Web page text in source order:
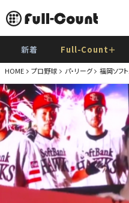
新着 Full-Count＋
HOME プロ野球 パ・リーグ 福岡ソフ